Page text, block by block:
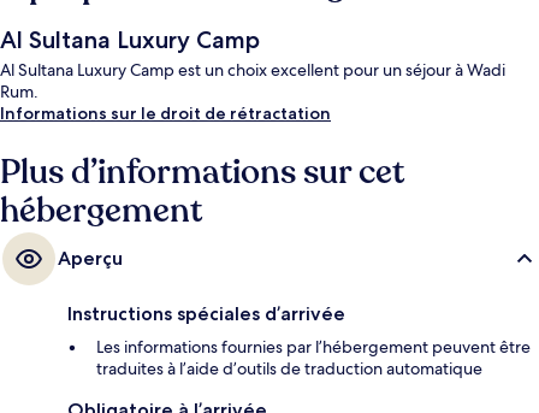
Al Sultana Luxury Camp
Al Sultana Luxury Camp est un choix excellent pour un séjour à Wadi
Rum.
Informations sur le droit de rétractation
Plus d’informations sur cet
hébergement
Aperçu
Instructions spéciales d’arrivée
Les informations fournies par l’hébergement peuvent être
traduites à l’aide d’outils de traduction automatique